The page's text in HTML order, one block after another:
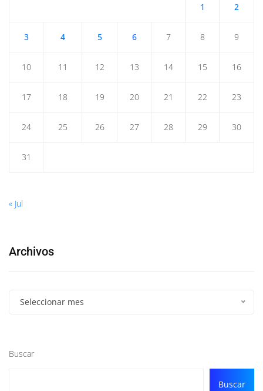
1 2
3 4 5 6 7 8 9
10 11 12 13 14 15 16
17 18 19 20 21 22 23
24 25 26 27 28 29 30
31
« Jul
Archivos
Seleccionar mes
Buscar
Buscar